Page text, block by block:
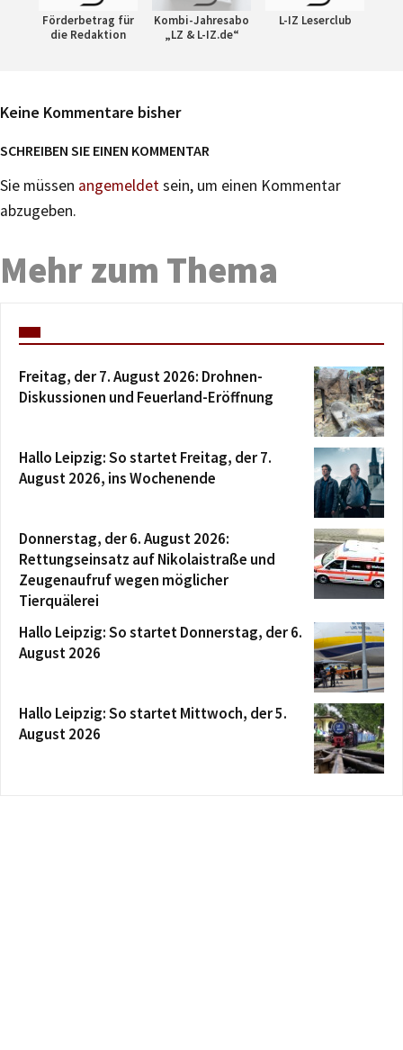
Förderbetrag für
die Redaktion
Kombi-Jahresabo
„LZ & L-IZ.de“
L-IZ Leserclub
Keine Kommentare bisher
SCHREIBEN SIE EINEN KOMMENTAR
Sie müssen angemeldetsein, um einen Kommentar
abzugeben.
Mehr zum Thema
Freitag, der 7. August 2026: Drohnen-
Diskussionen und Feuerland-Eröffnung
Hallo Leipzig: So startet Freitag, der 7.
August 2026, ins Wochenende
Donnerstag, der 6. August 2026:
Rettungseinsatz auf Nikolaistraße und
Zeugenaufruf wegen möglicher
Tierquälerei
Hallo Leipzig: So startet Donnerstag, der 6.
August 2026
Hallo Leipzig: So startet Mittwoch, der 5.
August 2026